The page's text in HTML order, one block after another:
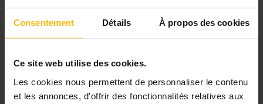
Consentement Détails À propos des cookies
Ce site web utilise des cookies.
Les cookies nous permettent de personnaliser le contenu
et les annonces, d'offrir des fonctionnalités relatives aux